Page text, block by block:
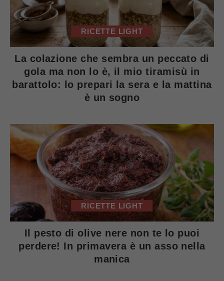
RICETTE LIGHT
La colazione che sembra un peccato di
gola ma non lo è, il mio tiramisù in
barattolo: lo prepari la sera e la mattina
è un sogno
RICETTE LIGHT
Il pesto di olive nere non te lo puoi
perdere! In primavera è un asso nella
manica